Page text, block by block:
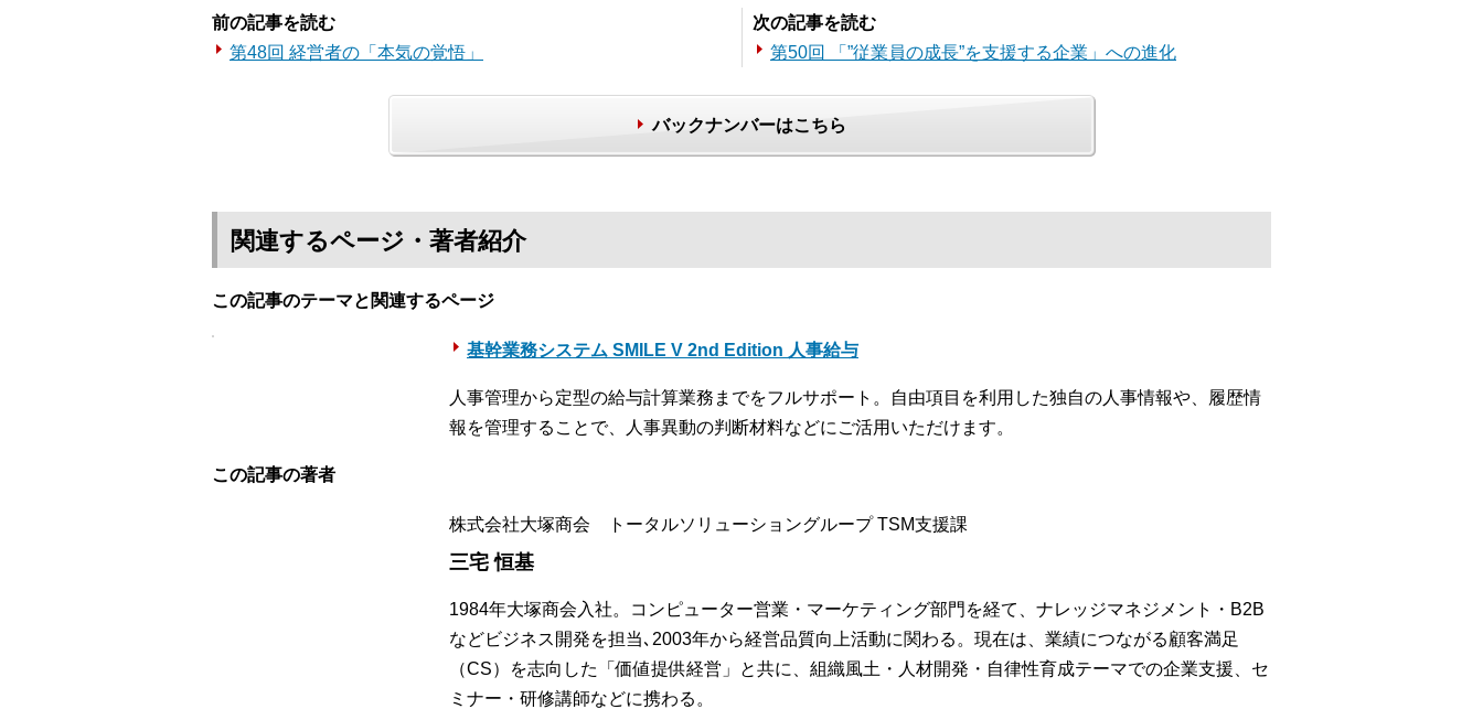
前の記事を読む
第48回 経営者の「本気の覚悟」
次の記事を読む
第50回 「”従業員の成長”を支援する企業」への進化
バックナンバーはこちら
関連するページ・著者紹介
この記事のテーマと関連するページ
基幹業務システム SMILE V 2nd Edition 人事給与
人事管理から定型の給与計算業務までをフルサポート。自由項目を利用した独自の人事情報や、履歴情
報を管理することで、人事異動の判断材料などにご活用いただけます。
この記事の著者
株式会社大塚商会 トータルソリューショングループ TSM支援課
三宅 恒基
1984年大塚商会入社。コンピューター営業・マーケティング部門を経て、ナレッジマネジメント・B2B
などビジネス開発を担当､2003年から経営品質向上活動に関わる。現在は、業績につながる顧客満足
（CS）を志向した「価値提供経営」と共に、組織風土・人材開発・自律性育成テーマでの企業支援、セ
ミナー・研修講師などに携わる。